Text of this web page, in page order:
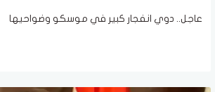
عاجل.. دوي انفجار كبير في موسكو وضواحيها